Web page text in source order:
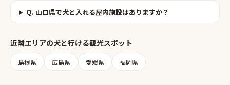
Q. 山口県で犬と入れる屋内施設はありますか？
近隣エリアの犬と行ける観光スポット
島根県 広島県 愛媛県 福岡県